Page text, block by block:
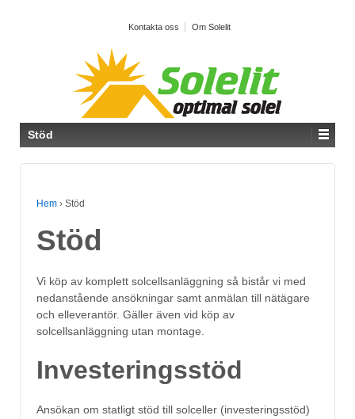
Kontakta oss Om Solelit
Stöd
Hem › Stöd
Stöd
Vi köp av komplett solcellsanläggning så bistår vi med
nedanstående ansökningar samt anmälan till nätägare
och elleverantör. Gäller även vid köp av
solcellsanläggning utan montage.
Investeringsstöd
Ansökan om statligt stöd till solceller (investeringsstöd)